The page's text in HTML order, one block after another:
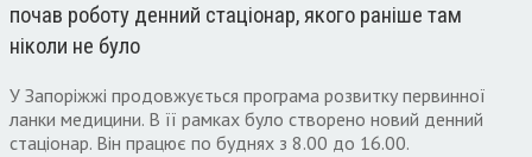
почав роботу денний стаціонар, якого раніше там
ніколи не було
У Запоріжжі продовжується програма розвитку первинної
ланки медицини. В її рамках було створено новий денний
стаціонар. Він працює по буднях з 8.00 до 16.00.